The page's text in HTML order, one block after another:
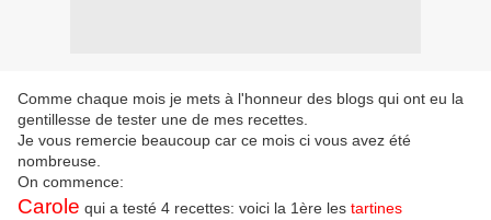
Comme chaque mois je mets à l'honneur des blogs qui ont eu la
gentillesse de tester une de mes recettes.
Je vous remercie beaucoup car ce mois ci vous avez été
nombreuse.
On commence:
Carole qui a testé 4 recettes: voici la 1ère les tartines